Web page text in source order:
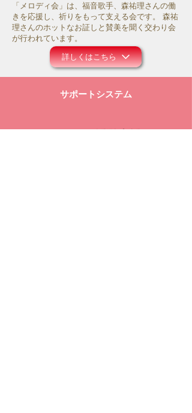
「メロディ会」は、福音歌手、森祐理さんの働
きを応援し、祈りをもって支える会です。 森祐
理さんのホットなお証しと賛美を聞く交わり会
が行われています。
詳しくはこちら
サポートシステム